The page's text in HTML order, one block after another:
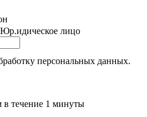
Юр.идическое лицо
персональных данных.
течение 1 минуты